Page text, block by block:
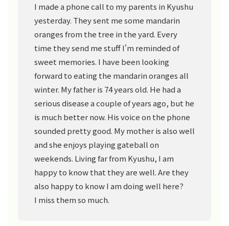
I made a phone call to my parents in Kyushu
yesterday. They sent me some mandarin
oranges from the tree in the yard. Every
time they send me stuff I'm reminded of
sweet memories. I have been looking
forward to eating the mandarin oranges all
winter. My father is 74 years old. He had a
serious disease a couple of years ago, but he
is much better now. His voice on the phone
sounded pretty good. My mother is also well
and she enjoys playing gateball on
weekends. Living far from Kyushu, I am
happy to know that they are well. Are they
also happy to know I am doing well here?
I miss them so much.